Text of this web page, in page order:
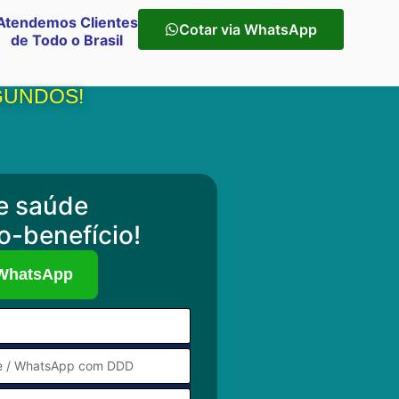
Clientes
de Todo o Brasil
Cotar via WhatsApp
saúde
benefício!